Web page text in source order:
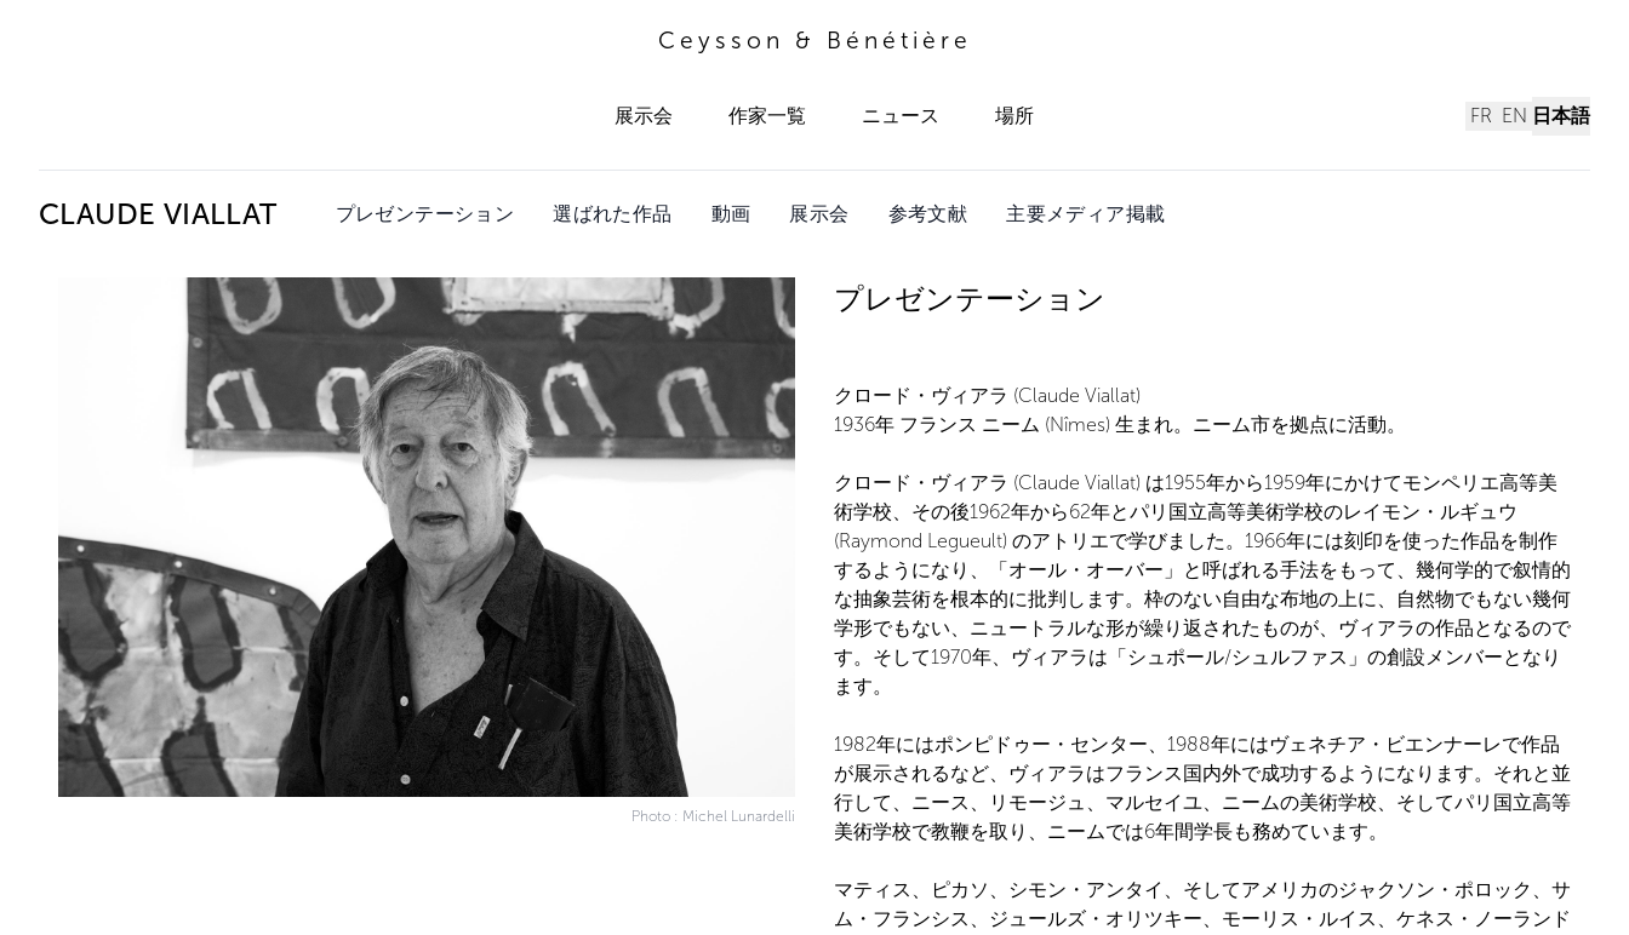
Ceysson & Bénétière
展示会 作家一覧 ニュース 場所 FR EN 日本語
CLAUDE VIALLAT プレゼンテーション 選ばれた作品 動画 展示会 参考文献 主要メディア掲載
Photo : Michel Lunardelli
プレゼンテーション
クロード・ヴィアラ (Claude Viallat)
1936年 フランス ニーム (Nîmes) 生まれ。ニーム市を拠点に活動。
クロード・ヴィアラ (Claude Viallat) は1955年から1959年にかけてモンペリエ高等美
術学校、その後1962年から62年とパリ国立高等美術学校のレイモン・ルギュウ
(Raymond Legueult) のアトリエで学びました。1966年には刻印を使った作品を制作
するようになり、「オール・オーバー」と呼ばれる手法をもって、幾何学的で叙情的
な抽象芸術を根本的に批判します。枠のない自由な布地の上に、自然物でもない幾何
学形でもない、ニュートラルな形が繰り返されたものが、ヴィアラの作品となるので
す。そして1970年、ヴィアラは「シュポール/シュルファス」の創設メンバーとなり
ます。
1982年にはポンピドゥー・センター、1988年にはヴェネチア・ビエンナーレで作品
が展示されるなど、ヴィアラはフランス国内外で成功するようになります。それと並
行して、ニース、リモージュ、マルセイユ、ニームの美術学校、そしてパリ国立高等
美術学校で教鞭を取り、ニームでは6年間学長も務めています。
マティス、ピカソ、シモン・アンタイ、そしてアメリカのジャクソン・ポロック、サ
ム・フランシス、ジュールズ・オリツキー、モーリス・ルイス、ケネス・ノーランド